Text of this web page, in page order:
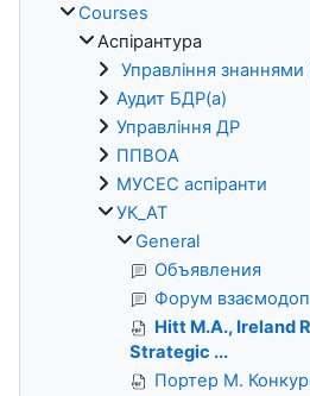
Courses
Аспірантура
Управління
Аудит БДР(а)
Управління ДР
ППВОА
МУСЕС аспіранти
УК_АТ
General
Объявления
Форум
Hitt M.A., Ireland
Strategic ...
Портер М.